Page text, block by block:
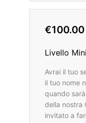
€100.00
Livello
Avrai il tuo
il tuo nome
quando
della nostra
invitato a